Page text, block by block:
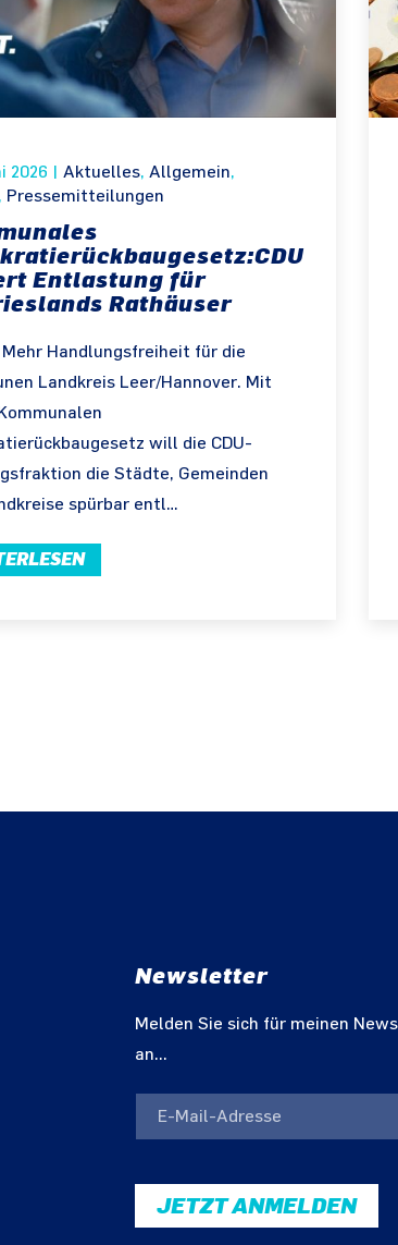
2026 |Aktuelles,Allgemein,
, Pressemitteilungen
Entlastung für
Rathäuser
Handlungsfreiheit für die
Landkreis Leer/Hannover. Mit
will die CDU-
die Städte, Gemeinden
spürbar entl…
Newsletter
Melden Sie sich für meinen
an...
JETZT ANMELDEN